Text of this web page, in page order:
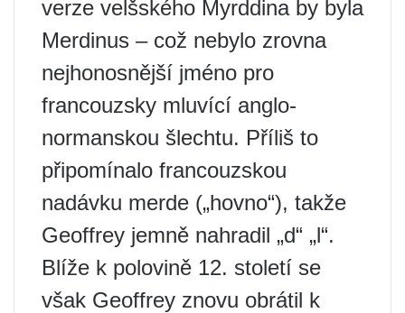
verze velšského Myrddina by byla
Merdinus – což nebylo zrovna
nejhonosnější jméno pro
francouzsky mluvící anglo-
normanskou šlechtu. Příliš to
připomínalo francouzskou
nadávku merde („hovno“), takže
Geoffrey jemně nahradil „d“ „l“.
Blíže k polovině 12. století se
však Geoffrey znovu obrátil k